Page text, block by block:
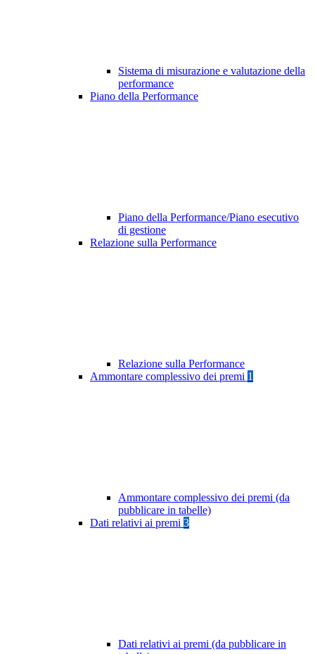
Sistema di misurazione e valutazione della
performance
Piano della Performance
Piano della Performance/Piano esecutivo
di gestione
Relazione sulla Performance
Relazione sulla Performance
Ammontare complessivo dei premi 1
Ammontare complessivo dei premi (da
pubblicare in tabelle)
Dati relativi ai premi 3
Dati relativi ai premi (da pubblicare in